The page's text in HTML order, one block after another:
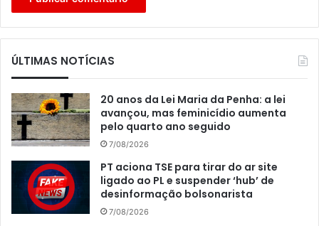
ÚLTIMAS NOTÍCIAS
20 anos da Lei Maria da Penha: a lei
avançou, mas feminicídio aumenta
pelo quarto ano seguido
7/08/2026
PT aciona TSE para tirar do ar site
ligado ao PL e suspender ‘hub’ de
desinformação bolsonarista
7/08/2026